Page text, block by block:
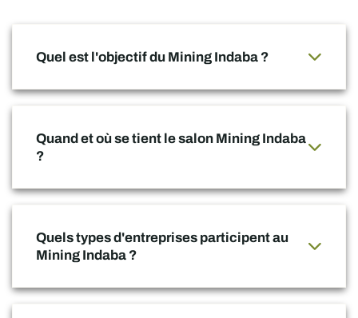
Quel est l'objectif du Mining Indaba ?
Quand et où se tient le salon Mining Indaba
?
Quels types d'entreprises participent au
Mining Indaba ?